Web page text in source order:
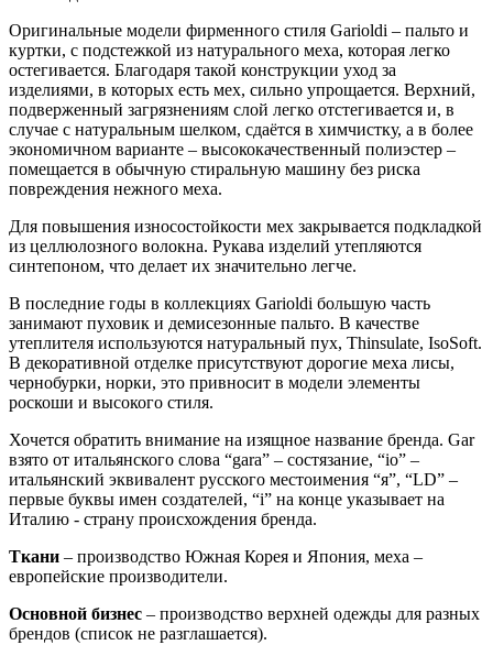
Оригинальные модели фирменного стиля Garioldi – пальто и
куртки, c подстежкой из натурального меха, которая легко
остегивается. Благодаря такой конструкции уход за
изделиями, в которых есть мех, сильно упрощается. Верхний,
подверженный загрязнениям слой легко отстегивается и, в
случае с натуральным шелком, сдаётся в химчистку, а в более
экономичном варианте – высококачественный полиэстер –
помещается в обычную стиральную машину без риска
повреждения нежного меха.
Для повышения износостойкости мех закрывается подкладкой
из целлюлозного волокна. Рукава изделий утепляются
синтепоном, что делает их значительно легче.
В последние годы в коллекциях Garioldi большую часть
занимают пуховик и демисезонные пальто. В качестве
утеплителя используются натуральный пух, Thinsulate, IsoSoft.
В декоративной отделке присутствуют дорогие меха лисы,
чернобурки, норки, это привносит в модели элементы
роскоши и высокого стиля.
Хочется обратить внимание на изящное название бренда. Gar
взято от итальянского слова “gara” – состязание, “io” –
итальянский эквивалент русского местоимения “я”, “LD” –
первые буквы имен создателей, “i” на конце указывает на
Италию - страну происхождения бренда.
Ткани – производство Южная Корея и Япония, меха –
европейские производители.
Основной бизнес – производство верхней одежды для разных
брендов (список не разглашается).